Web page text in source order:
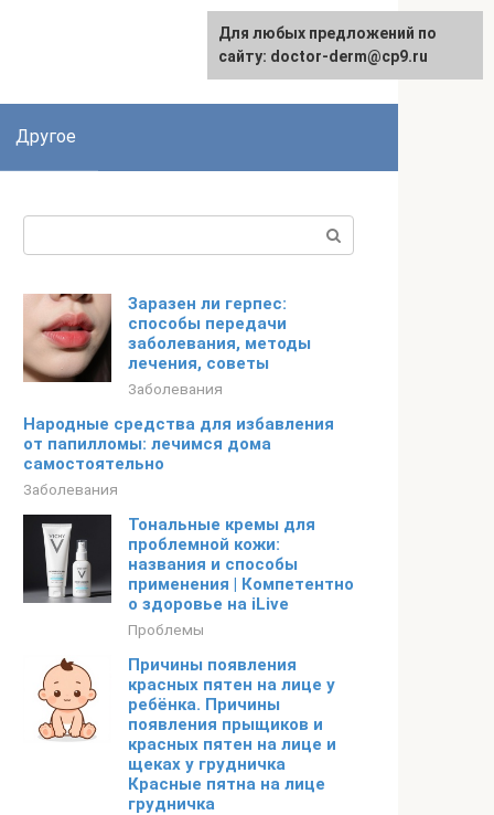
Другое
Заразен ли герпес:
способы передачи
заболевания, методы
лечения, советы
Заболевания
Народные средства для избавления
от папилломы: лечимся дома
самостоятельно
Заболевания
Тональные кремы для
проблемной кожи:
названия и способы
применения | Компетентно
о здоровье на iLive
Проблемы
Причины появления
красных пятен на лице у
ребёнка. Причины
появления прыщиков и
красных пятен на лице и
щеках у грудничка
Красные пятна на лице
грудничка
Для любых предложений по
сайту: doctor-derm@cp9.ru